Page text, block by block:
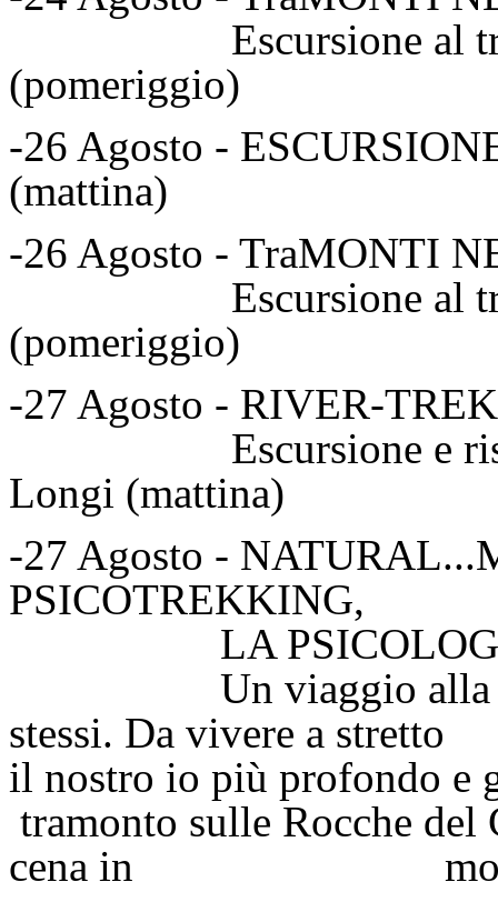
Escursione al
(pomeriggio)
-26 Agosto -
(mattina)
-26 Agosto - TraMONTI
Escursione al
(pomeriggio)
-27 Agosto - RIVER-
Escursione e
Longi (mattina)
-27 Agosto -
PSICOTREKKING,
LA PSICOLOGIA
Un viaggio alla
stessi. Da vivere a
il nostro io più
tramonto sulle Rocche del
cena in